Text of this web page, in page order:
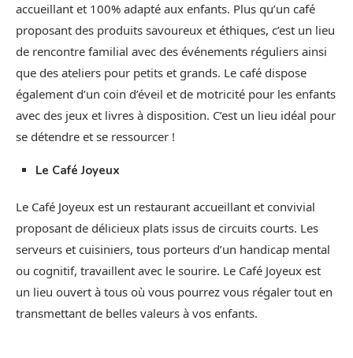
accueillant et 100% adapté aux enfants. Plus qu’un café
proposant des produits savoureux et éthiques, c’est un lieu
de rencontre familial avec des événements réguliers ainsi
que des ateliers pour petits et grands. Le café dispose
également d’un coin d’éveil et de motricité pour les enfants
avec des jeux et livres à disposition. C’est un lieu idéal pour
se détendre et se ressourcer !
Le Café Joyeux
Le Café Joyeux est un restaurant accueillant et convivial
proposant de délicieux plats issus de circuits courts. Les
serveurs et cuisiniers, tous porteurs d’un handicap mental
ou cognitif, travaillent avec le sourire. Le Café Joyeux est
un lieu ouvert à tous où vous pourrez vous régaler tout en
transmettant de belles valeurs à vos enfants.